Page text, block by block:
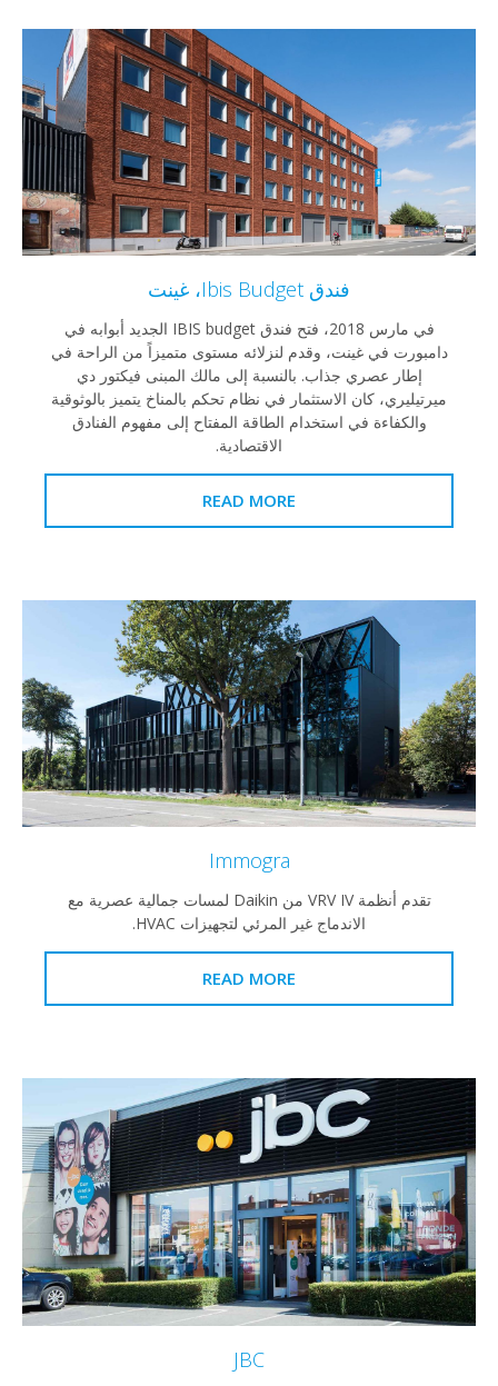
فندق Ibis Budget، غينت
في مارس 2018، فتح فندق IBIS budget الجديد أبوابه في
دامبورت في غينت، وقدم لنزلائه مستوى متميزاً من الراحة في
إطار عصري جذاب. بالنسبة إلى مالك المبنى فيكتور دي
ميرتيليري، كان الاستثمار في نظام تحكم بالمناخ يتميز بالوثوقية
والكفاءة في استخدام الطاقة المفتاح إلى مفهوم الفنادق
الاقتصادية.
READ MORE
Immogra
تقدم أنظمة VRV IV من Daikin لمسات جمالية عصرية مع
الاندماج غير المرئي لتجهيزات HVAC.
READ MORE